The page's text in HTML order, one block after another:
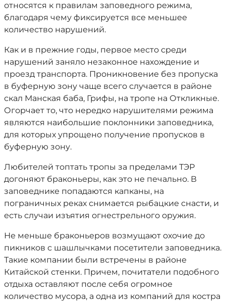
относятся к правилам заповедного режима,
благодаря чему фиксируется все меньшее
количество нарушений.
Как и в прежние годы, первое место среди
нарушений заняло незаконное нахождение и
проезд транспорта. Проникновение без пропуска
в буферную зону чаще всего случается в районе
скал Манская баба, Грифы, на тропе на Откликные.
Огорчает то, что нередко нарушителями режима
являются наибольшие поклонники заповедника,
для которых упрощено получение пропусков в
буферную зону.
Любителей топтать тропы за пределами ТЭР
догоняют браконьеры, как это не печально. В
заповеднике попадаются капканы, на
пограничных реках снимается рыбацкие снасти, и
есть случаи изъятия огнестрельного оружия.
Не меньше браконьеров возмущают охочие до
пикников с шашлычками посетители заповедника.
Такие компании были встречены в районе
Китайской стенки. Причем, почитатели подобного
отдыха оставляют после себя огромное
количество мусора, а одна из компаний для костра